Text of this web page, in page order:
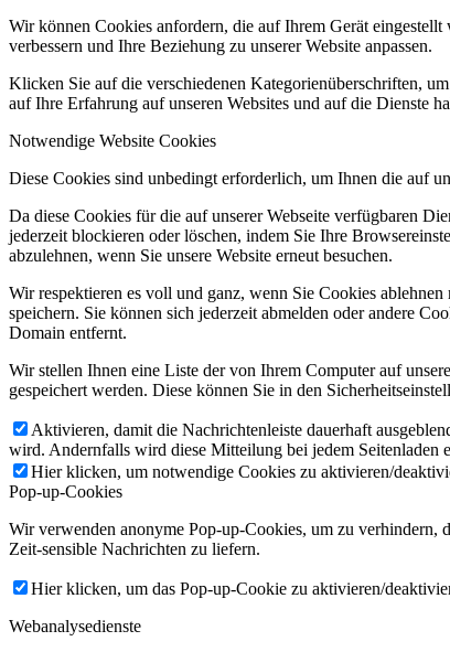
Wir können Cookies anfordern, die auf Ihrem Gerät
verbessern und Ihre Beziehung zu unserer Website anpassen.
Klicken Sie auf die verschiedenen Kategorienüberschriften,
auf Ihre Erfahrung auf unseren Websites und auf die Dienste
Notwendige Website Cookies
Diese Cookies sind unbedingt erforderlich, um Ihnen die auf
Da diese Cookies für die auf unserer Webseite verfügbaren
jederzeit blockieren oder löschen, indem Sie Ihre
abzulehnen, wenn Sie unsere Website erneut besuchen.
Wir respektieren es voll und ganz, wenn Sie Cookies
speichern. Sie können sich jederzeit abmelden oder andere
Domain entfernt.
Wir stellen Ihnen eine Liste der von Ihrem Computer auf
gespeichert werden. Diese können Sie in den
Aktivieren, damit die Nachrichtenleiste dauerhaft
wird. Andernfalls wird diese Mitteilung bei jedem Seitenladen
Hier klicken, um notwendige Cookies zu aktivieren/
Pop-up-Cookies
Wir verwenden anonyme Pop-up-Cookies, um zu verhindern,
Zeit-sensible Nachrichten zu liefern.
Hier klicken, um das Pop-up-Cookie zu aktivieren/
Webanalysedienste